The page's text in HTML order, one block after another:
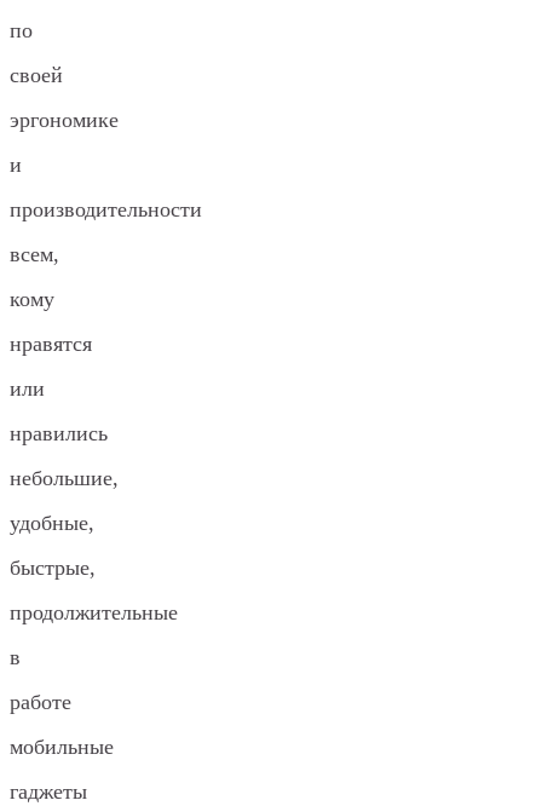
по
своей
эргономике
и
производительности
всем,
кому
нравятся
или
нравились
небольшие,
удобные,
быстрые,
продолжительные
в
работе
мобильные
гаджеты